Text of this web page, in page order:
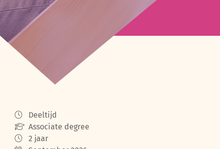
Deeltijd
Associate degree
2 jaar